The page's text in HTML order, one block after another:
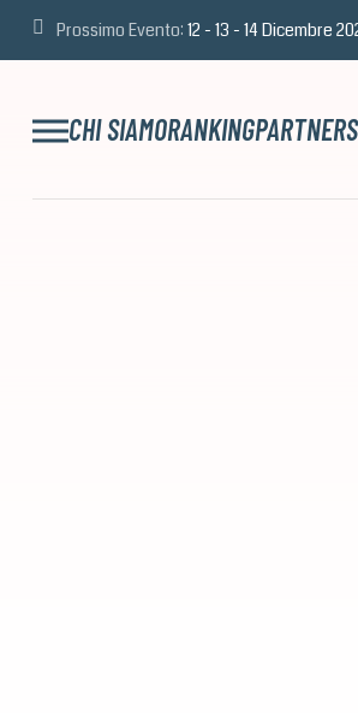
Prossimo Evento: 12 - 13 - 14 Dicembre
CHI SIAMORANKINGPARTNERS